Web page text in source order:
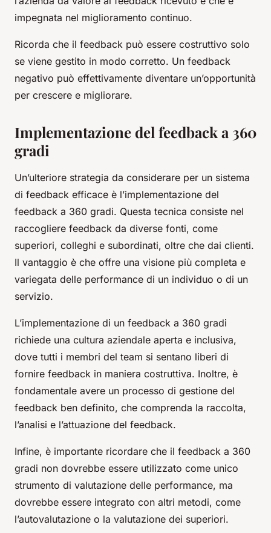
impegnata nel miglioramento continuo.
Ricorda che il feedback può essere costruttivo solo
se viene gestito in modo corretto. Un feedback
negativo può effettivamente diventare un’opportunità
per crescere e migliorare.
Implementazione del feedback a 360
gradi
Un’ulteriore strategia da considerare per un sistema
di feedback efficace è l’implementazione del
feedback a 360 gradi. Questa tecnica consiste nel
raccogliere feedback da diverse fonti, come
superiori, colleghi e subordinati, oltre che dai clienti.
Il vantaggio è che offre una visione più completa e
variegata delle performance di un individuo o di un
servizio.
L’implementazione di un feedback a 360 gradi
richiede una cultura aziendale aperta e inclusiva,
dove tutti i membri del team si sentano liberi di
fornire feedback in maniera costruttiva. Inoltre, è
fondamentale avere un processo di gestione del
feedback ben definito, che comprenda la raccolta,
l’analisi e l’attuazione del feedback.
Infine, è importante ricordare che il feedback a 360
gradi non dovrebbe essere utilizzato come unico
strumento di valutazione delle performance, ma
dovrebbe essere integrato con altri metodi, come
l’autovalutazione o la valutazione dei superiori.